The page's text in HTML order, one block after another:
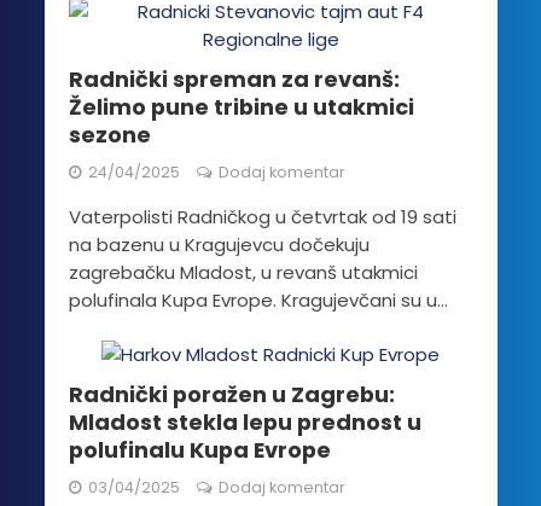
Radnički spreman za revanš:
Želimo pune tribine u utakmici
sezone
24/04/2025 Dodaj komentar
Vaterpolisti Radničkog u četvrtak od 19 sati
na bazenu u Kragujevcu dočekuju
zagrebačku Mladost, u revanš utakmici
polufinala Kupa Evrope. Kragujevčani su u...
Radnički poražen u Zagrebu:
Mladost stekla lepu prednost u
polufinalu Kupa Evrope
03/04/2025 Dodaj komentar